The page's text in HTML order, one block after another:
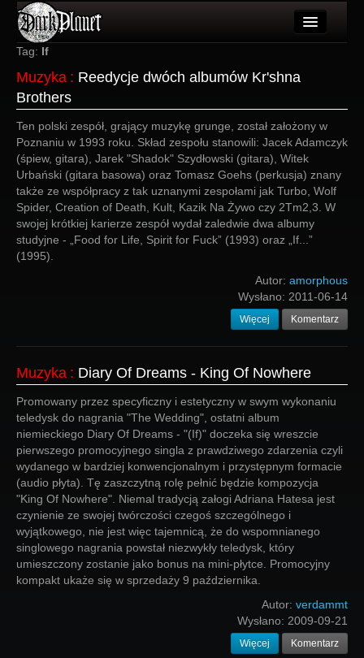
Użytkownicy
Wydarzenia
Galeria
Forum
Więcej
Login
Tag: If
Muzyka : Reedycje dwóch albumów Kr'shna
Brothers
Ten polski zespół, grający muzykę grunge, został założony w
Poznaniu w 1993 roku. Skład zespołu stanowili: Jacek Adamczyk
(śpiew, gitara), Jarek "Shadok" Szydłowski (gitara), Witek
Urbański (gitara basowa) oraz Tomasz Goehs (perkusja) znany
także ze współpracy z tak uznanymi zespołami jak Turbo, Wolf
Spider, Creation of Death, Kult, Kazik Na Żywo czy 2Tm2,3. W
swojej krótkiej karierze zespół wydał zaledwie dwa albumy
studyjne - „Food for Life, Spirit for Fuck” (1993) oraz „If...”
(1995).
Autor: amorphous
Wysłano: 2011-06-14
Więcej Komentarz
Muzyka : Diary Of Dreams - King Of Nowhere
Promowany przez specyficzny i estetyczny w swym wykonaniu
teledysk do nagrania "The Wedding", ostatni album
niemieckiego Diary Of Dreams - "(If)" doczeka się wreszcie
pierwszego promocyjnego singla z prawdziwego zdarzenia czyli
wydanego w bardziej konwencjonalnym i przystępnym formacie
(audio płyta). Tę zaszczytną rolę pełnić będzie kompozycja
"King Of Nowhere". Niemal tradycją załogi Adriana Hatesa jest
czynienie ze swojej twórczości czegoś szczególnego i
wyjątkowego, nie jest więc tajemnicą, że do wspomnianego
singlowego nagrania powstał niezwykły teledysk, który
umieszczony zostanie jako bonus na mini-płytce. Promocyjny
kompakt ukaże się w sprzedaży 9 października.
Autor: verdammt
Wysłano: 2009-09-21
Więcej Komentarz